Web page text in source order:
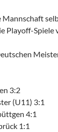
Mannschaft
Playoff-Spiele
3:2
(U11) 3:1
4:1
1:1